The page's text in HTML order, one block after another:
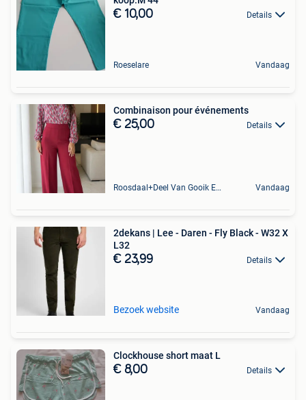
€ 10,00 Details
Roeselare Vandaag
Combinaison pour événements
€ 25,00 Details
Roosdaal+Deel Van Gooik En Sint-Kwintens-Lennik Vandaag
2dekans | Lee - Daren - Fly Black - W32 X
L32
€ 23,99 Details
Bezoek website Vandaag
Clockhouse short maat L
€ 8,00 Details